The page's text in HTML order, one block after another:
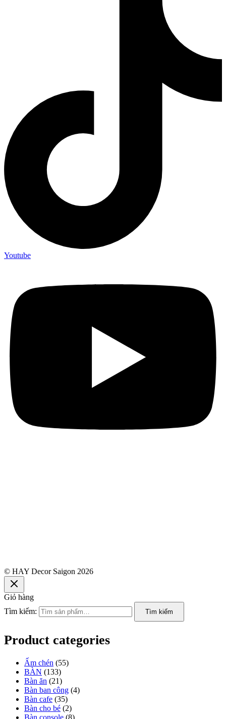
Youtube
© HAY Decor Saigon 2026
Giỏ hàng
Tìm kiếm:
Tìm kiếm
Product categories
Ấm chén (55)
BÀN (133)
Bàn ăn (21)
Bàn ban công (4)
Bàn cafe (35)
Bàn cho bé (2)